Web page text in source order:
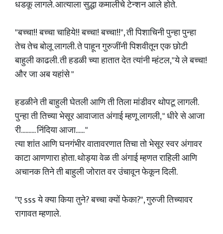
धडकू लागले. आत्याला सुद्धा कमालीचे टेन्शन आले होते.
"बच्चा!! बच्चा चाहिये!! बच्चा! बच्चा!!", ती पिशाचिनी पुन्हा पुन्हा
तेच तेच बोलू लागली. ते पाहून गुरुजींनी पिशवीतून एक छोटी
बाहुली काढली. ती हडळी च्या हातात देत त्यांनी म्हंटल,"ये ले बच्चा!
और जा अब यहांसे "
हडळीने ती बाहुली घेतली आणि ती तिला मांडीवर थोपटू लागली.
पुन्हा ती तिच्या भेसूर आवाजात अंगाई म्हणू लागली, " धीरे से आजा
री.......... निंदिया आजा...... "
त्या शांत आणि घनगंभीर वातावरणात तिचा तो भेसूर स्वर अंगावर
काटा आणणारा होता. थोड्या वेळ ती अंगाई म्हणत राहिली आणि
अचानक तिने ती बाहुली जोरात वर उंचावून फेकून दिली.
"ए sss ये क्या किया तुने? बच्चा क्यों फेका?", गुरुजी तिच्यावर
रागावत म्हणाले.